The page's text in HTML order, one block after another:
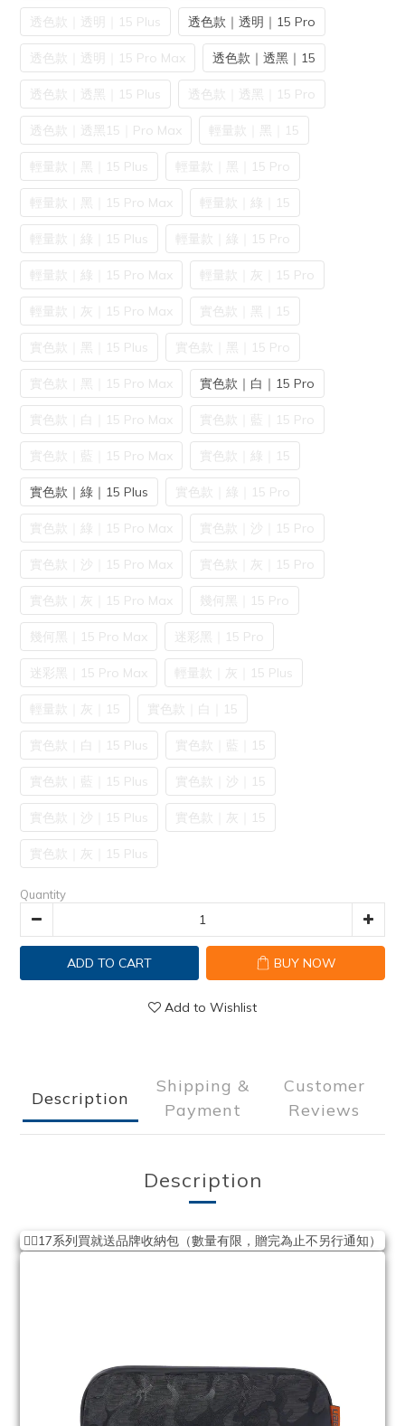
透色款｜透明｜15 Plus 透色款｜透明｜15 Pro
透色款｜透明｜15 Pro Max 透色款｜透黑｜15
透色款｜透黑｜15 Plus 透色款｜透黑｜15 Pro
透色款｜透黑15｜Pro Max 輕量款｜黑｜15
輕量款｜黑｜15 Plus 輕量款｜黑｜15 Pro
輕量款｜黑｜15 Pro Max 輕量款｜綠｜15
輕量款｜綠｜15 Plus 輕量款｜綠｜15 Pro
輕量款｜綠｜15 Pro Max 輕量款｜灰｜15 Pro
輕量款｜灰｜15 Pro Max 實色款｜黑｜15
實色款｜黑｜15 Plus 實色款｜黑｜15 Pro
實色款｜黑｜15 Pro Max 實色款｜白｜15 Pro
實色款｜白｜15 Pro Max 實色款｜藍｜15 Pro
實色款｜藍｜15 Pro Max 實色款｜綠｜15
實色款｜綠｜15 Plus 實色款｜綠｜15 Pro
實色款｜綠｜15 Pro Max 實色款｜沙｜15 Pro
實色款｜沙｜15 Pro Max 實色款｜灰｜15 Pro
實色款｜灰｜15 Pro Max 幾何黑｜15 Pro
幾何黑｜15 Pro Max 迷彩黑｜15 Pro
迷彩黑｜15 Pro Max 輕量款｜灰｜15 Plus
輕量款｜灰｜15 實色款｜白｜15
實色款｜白｜15 Plus 實色款｜藍｜15
實色款｜藍｜15 Plus 實色款｜沙｜15
實色款｜沙｜15 Plus 實色款｜灰｜15
實色款｜灰｜15 Plus
Quantity
ADD TO CART BUY NOW
Add to Wishlist
Description
Shipping &
Payment
Customer
Reviews
Description
❤️‍🔥17系列買就送品牌收納包（數量有限，贈完為止不另行通知）